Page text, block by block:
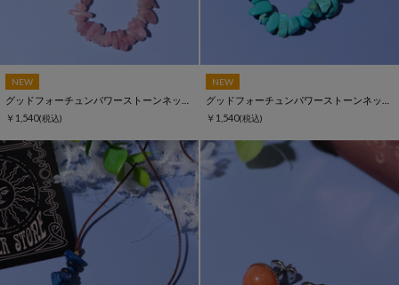
NEW
￥1,540(税込)
NEW
￥1,540(税込)